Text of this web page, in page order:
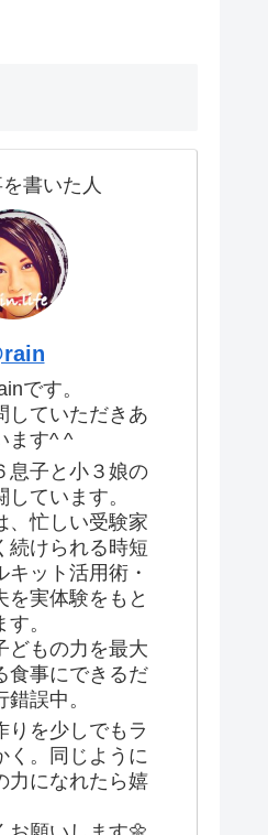
書いた人
です。
していただきあ
ます^ ^
息子と小３娘の
ています。
、忙しい受験家
続けられる時短
キット活用術・
を実体験をもと
。
どもの力を最大
食事にできるだ
誤中。
りを少しでもラ
く。同じように
力になれたら嬉